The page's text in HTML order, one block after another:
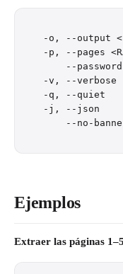
-o, --output
-p, --pages
--
-v, --
-q, --quiet
-j, --json
Ejemplos
Extraer las páginas